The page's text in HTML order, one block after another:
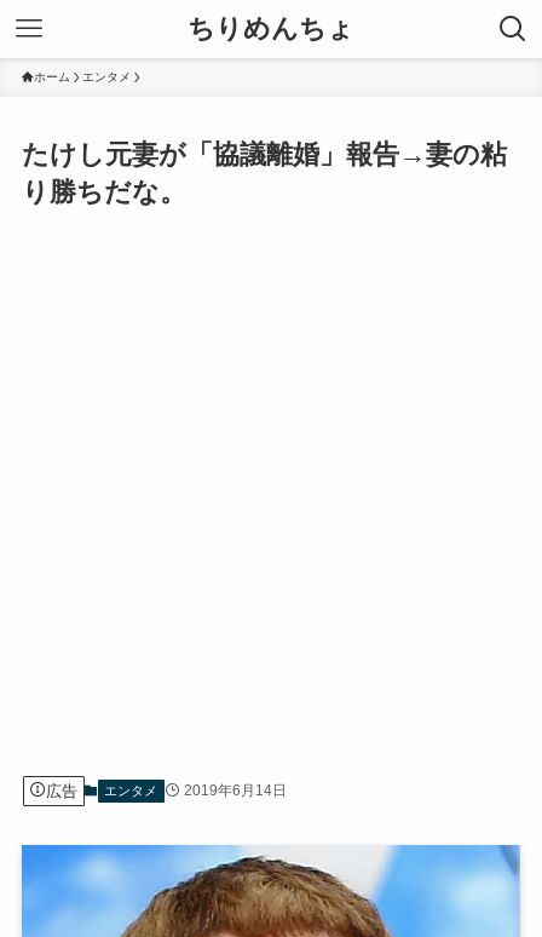
ちりめんちょ
ホーム エンタメ
たけし元妻が「協議離婚」報告→妻の粘
り勝ちだな。
広告 エンタメ 2019年6月14日